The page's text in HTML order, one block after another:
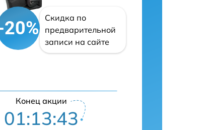
Скидка по
предварительной
записи на сайте
Конец акции
01:13:43